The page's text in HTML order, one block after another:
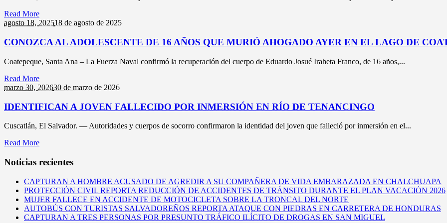
Read More
agosto 18, 202518 de agosto de 2025
CONOZCA AL ADOLESCENTE DE 16 AÑOS QUE MURIÓ AHOGADO AYER EN EL LAGO DE
Coatepeque, Santa Ana – La Fuerza Naval confirmó la recuperación del cuerpo de Eduardo Josué Iraheta Franco, de 16 años,...
Read More
marzo 30, 202630 de marzo de 2026
IDENTIFICAN A JOVEN FALLECIDO POR INMERSIÓN EN RÍO DE TENANCINGO
Cuscatlán, El Salvador. — Autoridades y cuerpos de socorro confirmaron la identidad del joven que falleció por inmersión en el...
Read More
Noticias recientes
CAPTURAN A HOMBRE ACUSADO DE AGREDIR A SU COMPAÑERA DE VIDA EMBARAZADA EN CHALCHUAPA
PROTECCIÓN CIVIL REPORTA REDUCCIÓN DE ACCIDENTES DE TRÁNSITO DURANTE EL PLAN VACACIÓN 2026
MUJER FALLECE EN ACCIDENTE DE MOTOCICLETA SOBRE LA TRONCAL DEL NORTE
AUTOBÚS CON TURISTAS SALVADOREÑOS REPORTA ATAQUE CON PIEDRAS EN CARRETERA DE HONDURAS
CAPTURAN A TRES PERSONAS POR PRESUNTO TRÁFICO ILÍCITO DE DROGAS EN SAN MIGUEL